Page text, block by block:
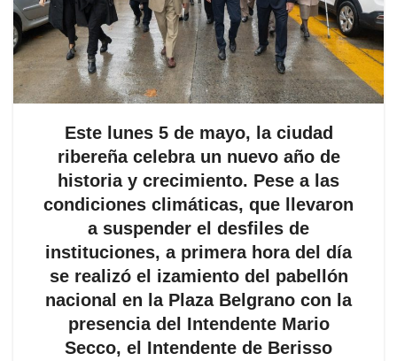
Este lunes 5 de mayo, la ciudad
ribereña celebra un nuevo año de
historia y crecimiento. Pese a las
condiciones climáticas, que llevaron
a suspender el desfiles de
instituciones, a primera hora del día
se realizó el izamiento del pabellón
nacional en la Plaza Belgrano con la
presencia del Intendente Mario
Secco, el Intendente de Berisso